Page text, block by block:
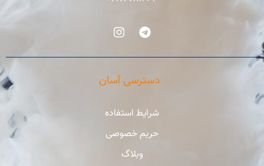
دسترسی آسان
شرایط استفاده
حریم خصوصی
وبلاگ